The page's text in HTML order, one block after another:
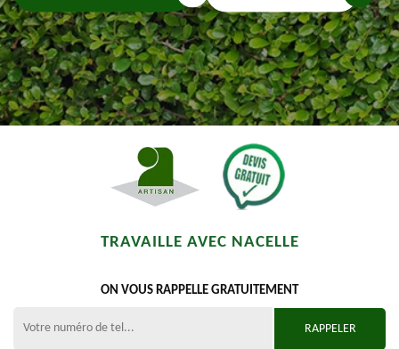
TRAVAILLE AVEC NACELLE
ON VOUS RAPPELLE GRATUITEMENT